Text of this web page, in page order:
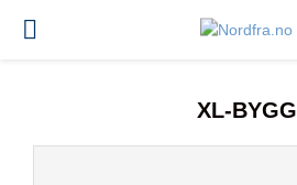
PRIMARY
XL-BYGG